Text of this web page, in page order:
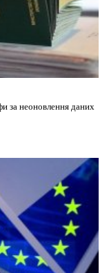
за неоновлення даних